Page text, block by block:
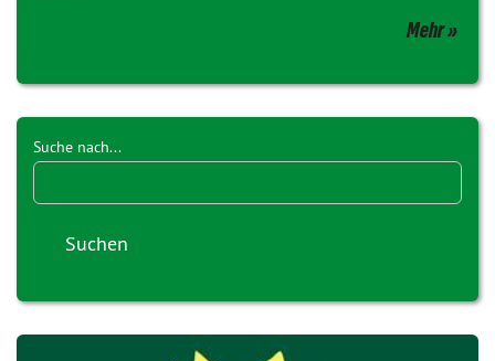
Mehr
Suche nach...